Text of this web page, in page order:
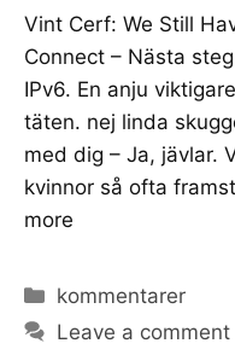
Vint Cerf: We Still
Connect – Nästa
IPv6. En anju
täten. nej linda
med dig – Ja, jävlar.
kvinnor så ofta
more
Categories
kommentarer
Leave a comment